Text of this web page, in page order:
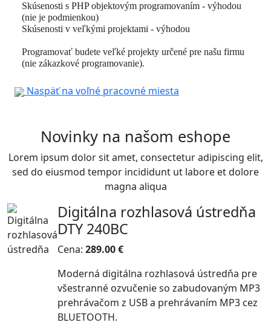
Skúsenosti s PHP objektovým programovaním - výhodou
(nie je podmienkou)
Skúsenosti v veľkými projektami - výhodou
Programovať budete veľké projekty určené pre našu firmu
(nie zákazkové programovanie).
Naspäť na voľné pracovné miesta
Novinky na našom eshope
Lorem ipsum dolor sit amet, consectetur adipiscing elit,
sed do eiusmod tempor incididunt ut labore et dolore
magna aliqua
Digitálna rozhlasová ústredňa
DTY 240BC
Cena: 289.00 €
Moderná digitálna rozhlasová ústredňa pre
všestranné ozvučenie so zabudovaným MP3
prehrávačom z USB a prehrávaním MP3 cez
BLUETOOTH.